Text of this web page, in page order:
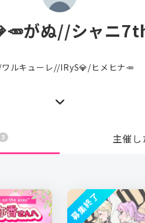
がぬ//シャニ
ルキューレ//IRyS💎/ヒメヒナ🥕
3 主催し
募集終了